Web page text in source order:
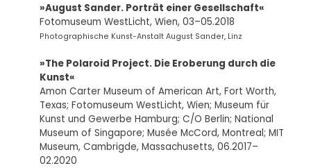
»August Sander. Porträt einer Gesellschaft«
Fotomuseum WestLicht, Wien, 03–05.2018
Photographische Kunst-Anstalt August Sander, Linz
»The Polaroid Project. Die Eroberung durch die
Kunst«
Amon Carter Museum of American Art, Fort Worth,
Texas; Fotomuseum WestLicht, Wien; Museum für
Kunst und Gewerbe Hamburg; C/O Berlin; National
Museum of Singapore; Musée McCord, Montreal; MIT
Museum, Cambrigde, Massachusetts, 06.2017–
02.2020